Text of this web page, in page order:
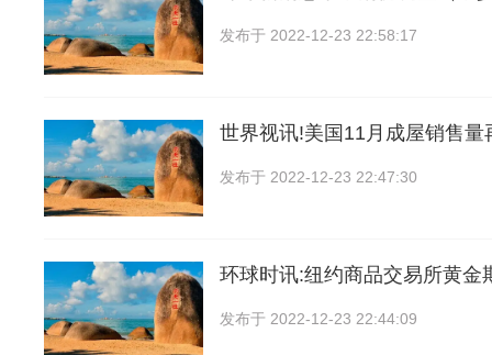
发布于 2022-12-23 22:58:17
世界视讯!美国11月成屋销售量
发布于 2022-12-23 22:47:30
环球时讯:纽约商品交易所黄金
发布于 2022-12-23 22:44:09